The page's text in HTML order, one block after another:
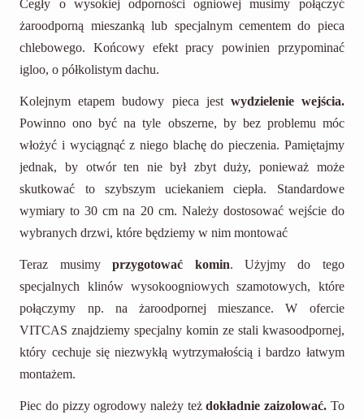
Cegły o wysokiej odporności ogniowej musimy połączyć
żaroodporną mieszanką lub specjalnym cementem do pieca
chlebowego. Końcowy efekt pracy powinien przypominać
igloo, o półkolistym dachu.
Kolejnym etapem budowy pieca jest wydzielenie wejścia.
Powinno ono być na tyle obszerne, by bez problemu móc
włożyć i wyciągnąć z niego blachę do pieczenia. Pamiętajmy
jednak, by otwór ten nie był zbyt duży, ponieważ może
skutkować to szybszym uciekaniem ciepła. Standardowe
wymiary to 30 cm na 20 cm. Należy dostosować wejście do
wybranych drzwi, które będziemy w nim montować
Teraz musimyprzygotować komin. Użyjmy do tego
specjalnych klinów wysokoogniowych szamotowych, które
połączymy np. na żaroodpornej mieszance. W ofercie
VITCAS znajdziemy specjalny komin ze stali kwasoodpornej,
który cechuje się niezwykłą wytrzymałością i bardzo łatwym
montażem.
Piec do pizzy ogrodowy należy teżdokładnie zaizolować.To